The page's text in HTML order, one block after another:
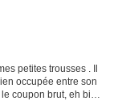
petites trousses . Il
occupée entre son
coupon brut, eh bien